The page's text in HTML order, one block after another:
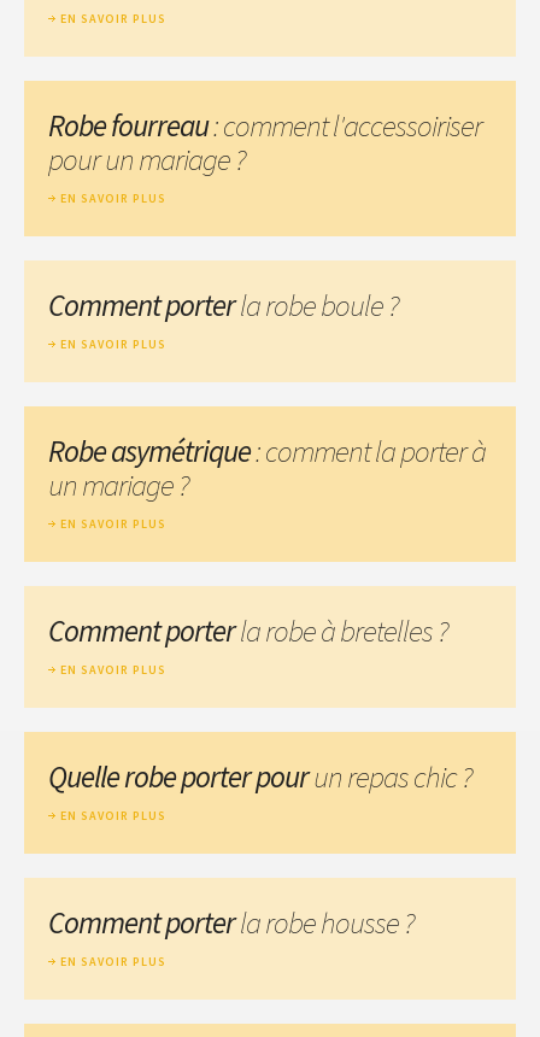
EN SAVOIR PLUS
Robe fourreau: comment l'accessoiriser
pour un mariage ?
EN SAVOIR PLUS
Comment porterla robe boule ?
EN SAVOIR PLUS
Robe asymétrique: comment la porter à
un mariage ?
EN SAVOIR PLUS
Comment porterla robe à bretelles ?
EN SAVOIR PLUS
Quelle robe porter pourun repas chic ?
EN SAVOIR PLUS
Comment porterla robe housse ?
EN SAVOIR PLUS